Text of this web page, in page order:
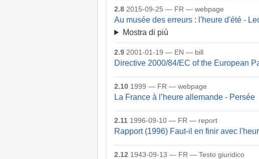
2.8 2015-09-25 — FR — webpage
Au musée des erreurs : l'heure d'été -
Mostra di più
2.9 2001-01-19 — EN — bill
Directive 2000/84/EC of the European
2.10 1999 — FR — webpage
La France à l’heure allemande - Persée
2.11 1996-09-10 — FR — report
Rapport (1996) Faut-il en finir avec
2.12 1943-09-13 — FR — Testo giuridico